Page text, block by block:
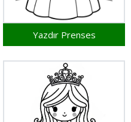
Yazdır Prenses